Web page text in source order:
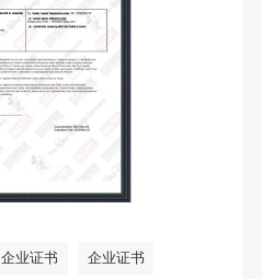
企业证书 企业证书